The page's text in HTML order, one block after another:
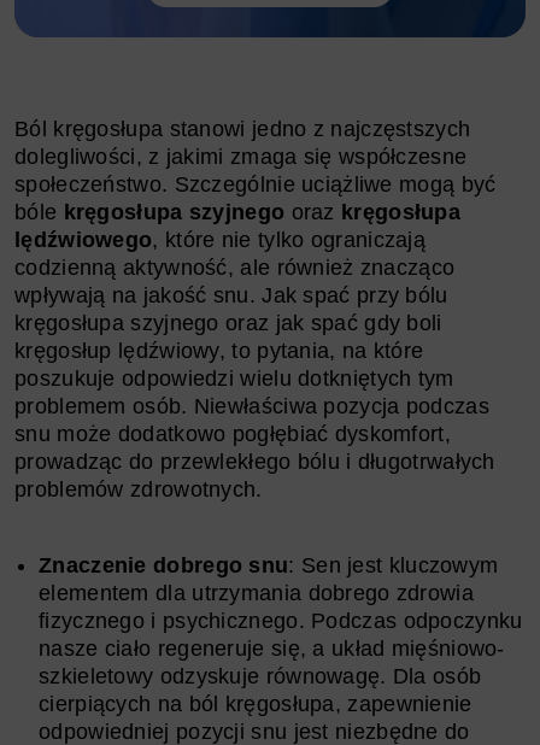
Ból kręgosłupa stanowi jedno z najczęstszych
dolegliwości, z jakimi zmaga się współczesne
społeczeństwo. Szczególnie uciążliwe mogą być
bóle kręgosłupa szyjnego oraz kręgosłupa
lędźwiowego, które nie tylko ograniczają
codzienną aktywność, ale również znacząco
wpływają na jakość snu. Jak spać przy bólu
kręgosłupa szyjnego oraz jak spać gdy boli
kręgosłup lędźwiowy, to pytania, na które
poszukuje odpowiedzi wielu dotkniętych tym
problemem osób. Niewłaściwa pozycja podczas
snu może dodatkowo pogłębiać dyskomfort,
prowadząc do przewlekłego bólu i długotrwałych
problemów zdrowotnych.
Znaczenie dobrego snu: Sen jest kluczowym
elementem dla utrzymania dobrego zdrowia
fizycznego i psychicznego. Podczas odpoczynku
nasze ciało regeneruje się, a układ mięśniowo-
szkieletowy odzyskuje równowagę. Dla osób
cierpiących na ból kręgosłupa, zapewnienie
odpowiedniej pozycji snu jest niezbędne do